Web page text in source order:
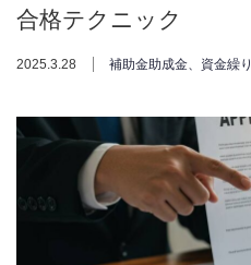
合格テクニック
2025.3.28 補助金助成金、資金繰り